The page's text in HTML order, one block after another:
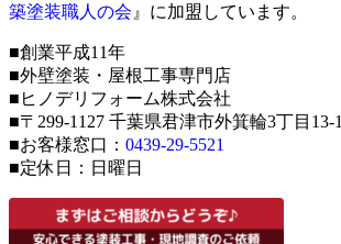
築塗装職人の会 』に加盟しています。
■創業平成11年
■外壁塗装・屋根工事専門店
■ヒノデリフォーム株式会社
■〒299-1127 千葉県君津市外箕輪3丁目13-1
■お客様窓口： 0439-29-5521
■定休日：日曜日